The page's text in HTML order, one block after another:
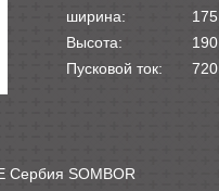
ширина:
175
Высота:
190
Пусковой ток:
720
Сербия SOMBOR